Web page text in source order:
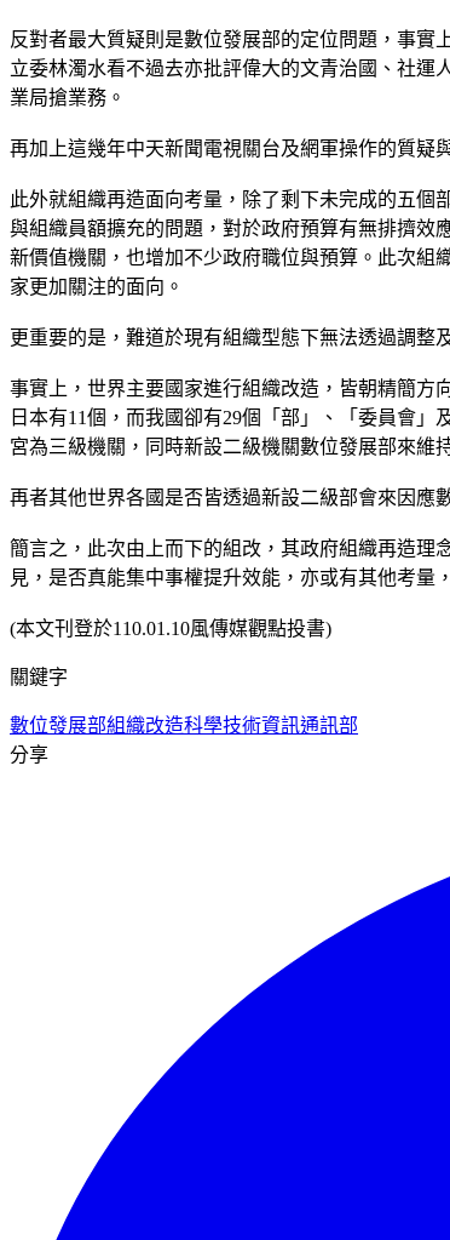
反對者最大質疑則是數位發展部的定位問題，事
立委林濁水看不過去亦批評偉大的文青治國、社運
業局搶業務。
再加上這幾年中天新聞電視關台及網軍操作的質疑
此外就組織再造面向考量，除了剩下未完成的五
與組織員額擴充的問題，對於政府預算有無排擠效
新價值機關，也增加不少政府職位與預算。此次組
家更加關注的面向。
更重要的是，難道於現有組織型態下無法透過調整
事實上，世界主要國家進行組織改造，皆朝精簡方
日本有11個，而我國卻有29個「部」、「委員會
宮為三級機關，同時新設二級機關數位發展部來維
再者其他世界各國是否皆透過新設二級部會來因應
簡言之，此次由上而下的組改，其政府組織再造理
見，是否真能集中事權提升效能，亦或有其他考量
(本文刊登於110.01.10風傳媒觀點投書)
關鍵字
數位發展部組織改造科學技術資訊通訊部
分享